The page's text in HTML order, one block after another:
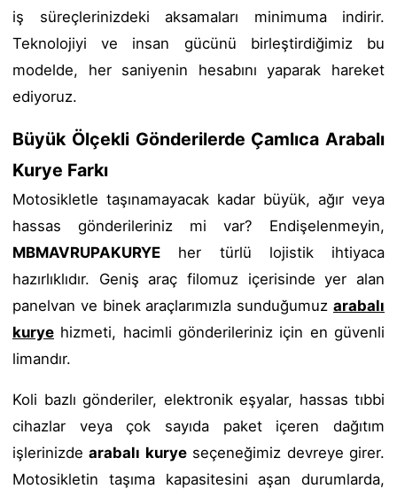
iş süreçlerinizdeki aksamaları minimuma indirir.
Teknolojiyi ve insan gücünü birleştirdiğimiz bu
modelde, her saniyenin hesabını yaparak hareket
ediyoruz.
Büyük Ölçekli Gönderilerde Çamlıca Arabalı
Kurye Farkı
Motosikletle taşınamayacak kadar büyük, ağır veya
hassas gönderileriniz mi var? Endişelenmeyin,
MBMAVRUPAKURYE her türlü lojistik ihtiyaca
hazırlıklıdır. Geniş araç filomuz içerisinde yer alan
panelvan ve binek araçlarımızla sunduğumuz arabalı
kurye hizmeti, hacimli gönderileriniz için en güvenli
limandır.
Koli bazlı gönderiler, elektronik eşyalar, hassas tıbbi
cihazlar veya çok sayıda paket içeren dağıtım
işlerinizdearabalı kuryeseçeneğimiz devreye girer.
Motosikletin taşıma kapasitesini aşan durumlarda,